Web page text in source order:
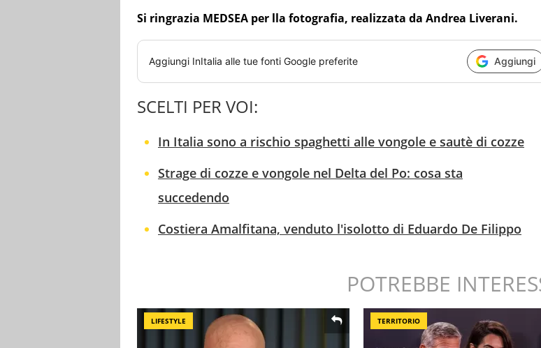
Si ringrazia MEDSEA per lla fotografia, realizzata da Andrea Liverani.
Aggiungi InItalia alle tue fonti Google preferite Aggiungi
SCELTI PER VOI:
In Italia sono a rischio spaghetti alle vongole e sautè di cozze
Strage di cozze e vongole nel Delta del Po: cosa sta
succedendo
Costiera Amalfitana, venduto l'isolotto di Eduardo De Filippo
POTREBBE
LIFESTYLE TERRITORIO